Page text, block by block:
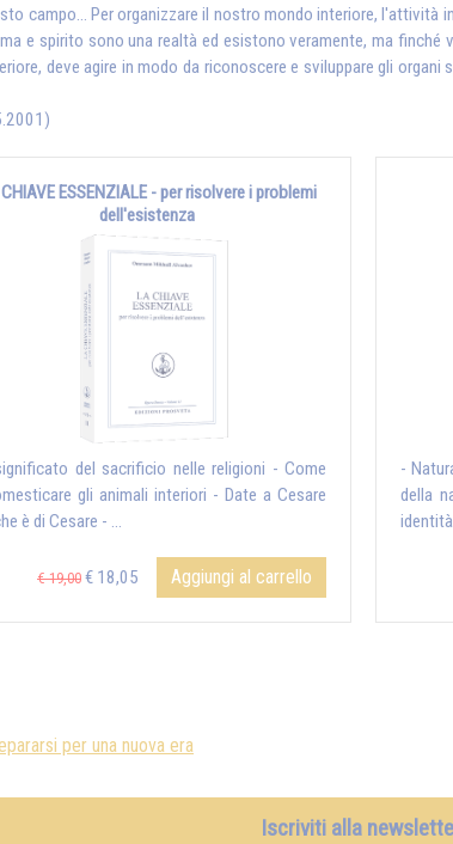
campo... Per organizzare il nostro mondo interiore,
e spirito sono una realtà ed esistono veramente, ma
deve agire in modo da riconoscere e sviluppare gli
ESSENZIALE - per risolvere i problemi
dell'esistenza
del sacrificio nelle religioni - Come
gli animali interiori - Date a Cesare
è di Cesare - ...
€ 19,00 € 18,05 Aggiungi al carrello
-
della
identità
per una nuova era
Iscriviti alla